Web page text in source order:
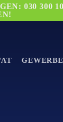
030 300
GEWERBE